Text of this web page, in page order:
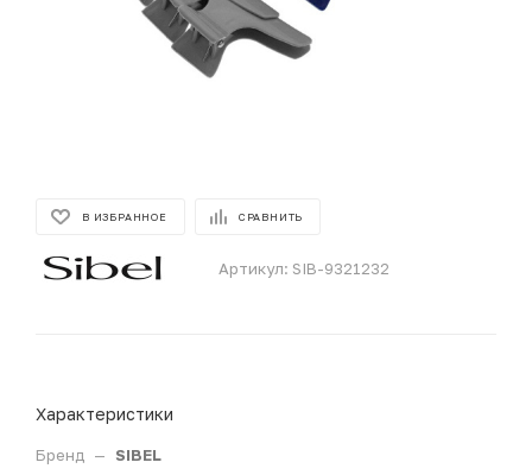
В ИЗБРАННОЕ СРАВНИТЬ
Артикул: SIB-9321232
Характеристики
Бренд — SIBEL